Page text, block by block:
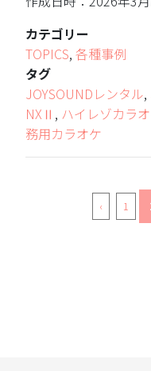
カテゴリー
TOPICS, 各種事例
タグ
JOYSOUNDレンタル,
NXⅡ , ハイレゾカラ
務用カラオケ
‹ 1